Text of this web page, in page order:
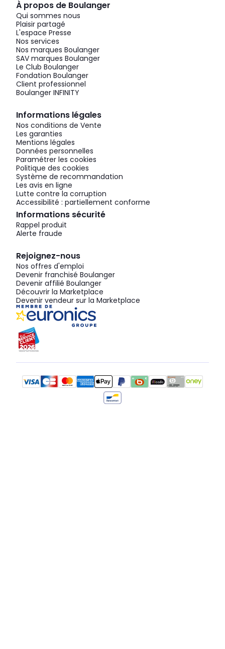
À propos de Boulanger
Qui sommes nous
Plaisir partagé
L'espace Presse
Nos services
Nos marques Boulanger
SAV marques Boulanger
Le Club Boulanger
Fondation Boulanger
Client professionnel
Boulanger INFINITY
Informations légales
Nos conditions de Vente
Les garanties
Mentions légales
Données personnelles
Paramétrer les cookies
Politique des cookies
Système de recommandation
Les avis en ligne
Lutte contre la corruption
Accessibilité : partiellement conforme
Informations sécurité
Rappel produit
Alerte fraude
Rejoignez-nous
Nos offres d'emploi
Devenir franchisé Boulanger
Devenir affilié Boulanger
Découvrir la Marketplace
Devenir vendeur sur la Marketplace